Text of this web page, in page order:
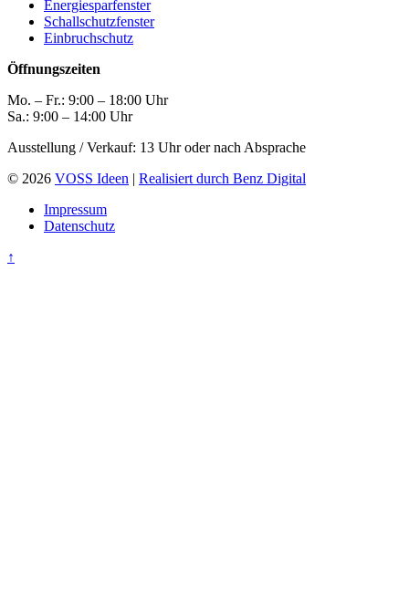
Energiesparfenster
Schallschutzfenster
Einbruchschutz
Öffnungszeiten
Mo. – Fr.: 9:00 – 18:00 Uhr
Sa.: 9:00 – 14:00 Uhr
Ausstellung / Verkauf: 13 Uhr oder nach Absprache
© 2026 VOSS Ideen | Realisiert durch Benz Digital
Impressum
Datenschutz
↑